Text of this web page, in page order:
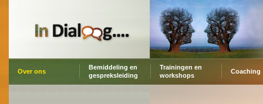
Over ons
Bemiddeling en
gespreksleiding
Trainingen en
workshops
Coaching